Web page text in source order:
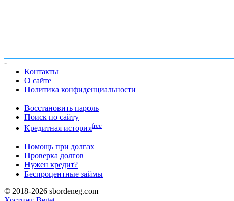
-
Контакты
О сайте
Политика конфиденциальности
Восстановить пароль
Поиск по сайту
Кредитная историяfree
Помощь при долгах
Проверка долгов
Нужен кредит?
Беспроцентные займы
© 2018-2026 sbordeneg.com